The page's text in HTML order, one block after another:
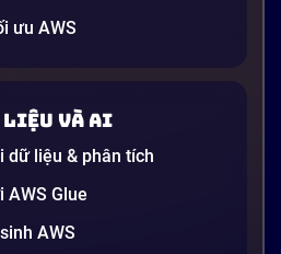
đến thuật ngữ “Generative
đề là phần lớn lời giải thích
cho kỹ sư, không phải cho
ưu AWS
liệu và AI
dữ liệu & phân tích
AWS Glue
AWS